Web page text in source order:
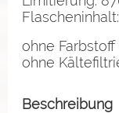
ohne
ohne
Beschreibung